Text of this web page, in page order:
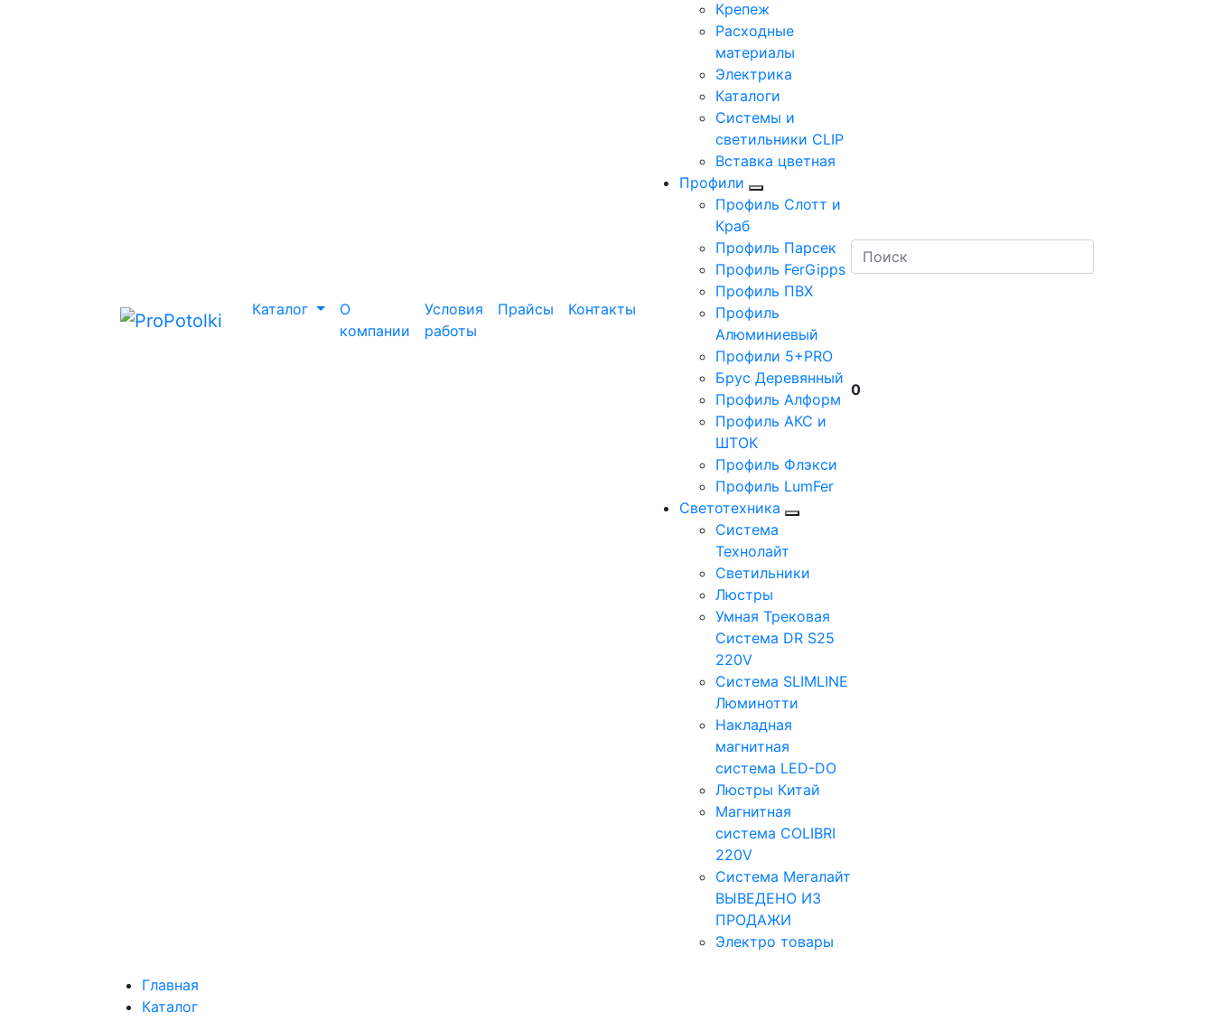
Каталог
О
компании
Условия
работы
Прайсы Контакты
Крепеж
Расходные
материалы
Электрика
Каталоги
Системы и
светильники CLIP
Вставка цветная
Профили
Профиль Слотт и
Краб
Профиль Парсек
Профиль FerGipps
Профиль ПВХ
Профиль
Алюминиевый
Профили 5+PRO
Брус Деревянный
Профиль Алформ
Профиль АКС и
ШТОК
Профиль Флэкси
Профиль LumFer
Светотехника
Система
Технолайт
Светильники
Люстры
Умная Трековая
Система DR S25
220V
Система SLIMLINE
Люминотти
Накладная
магнитная
система LED-DO
Люстры Китай
Магнитная
система COLIBRI
220V
Система Мегалайт
ВЫВЕДЕНО ИЗ
ПРОДАЖИ
Электро товары
0
Главная
Каталог